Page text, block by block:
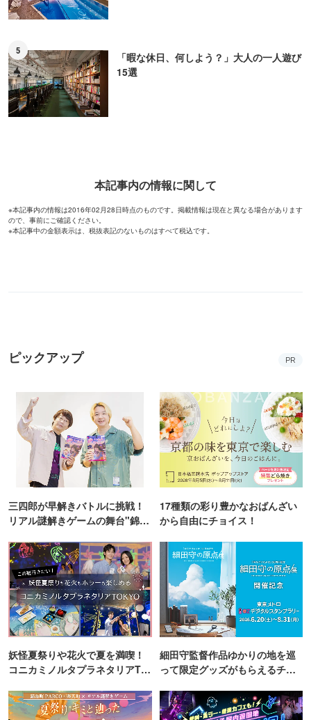
5
「暇な休日、何しよう？」大人の一人遊び
15選
本記事内の情報に関して
※本記事内の情報は2016年02月28日時点のものです。掲載情報は現在と異なる場合があります
ので、事前にご確認ください。
※本記事中の金額表示は、税抜表記のないものはすべて税込です。
ピックアップ PR
三四郎が早解きバトルに挑戦！
リアル謎解きゲームの舞台"錦糸
17種類の彩り豊かなおばんざい
から自由にチョイス！
妖怪夏祭りや花火で夏を満喫！
コニカミノルタプラネタリアTO
細田守監督作品ゆかりの地を巡
って限定グッズがもらえるチャ